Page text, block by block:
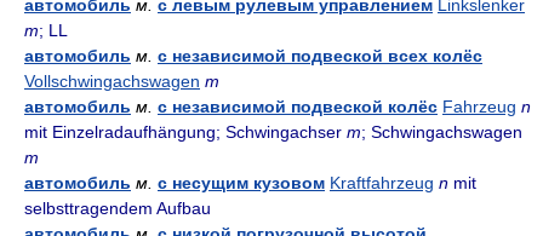
автомобиль м. с левым рулевым управлением Linkslenker
m; LL
автомобиль м. с независимой подвеской всех колёс
Vollschwingachswagen m
автомобиль м. с независимой подвеской колёс Fahrzeug n
mit Einzelradaufhängung; Schwingachser m; Schwingachswagen
m
автомобиль м. с несущим кузовом Kraftfahrzeug n mit
selbsttragendem Aufbau